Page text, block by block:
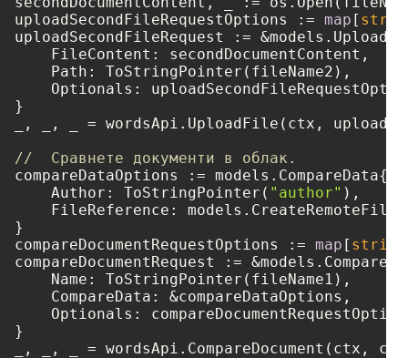
uploadSecondFileRequestOptions := map [
uploadSecondFileRequest :=
    FileContent: secondDocumentContent,
    Path: ToStringPointer(fileName2),
Optionals:
}
_, _, _ = wordsApi.UploadFile(ctx,
//  Сравнете документи в облак.
compareDataOptions := models.CompareData{
    Author: ToStringPointer(
"author" ),
FileReference:
}
compareDocumentRequestOptions := map [ string
compareDocumentRequest :=
    Name: ToStringPointer(fileName1),
    CompareData: &compareDataOptions,
Optionals:
}
_, _, _ = wordsApi.CompareDocument(ctx,